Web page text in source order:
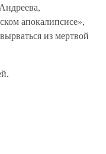
апокалипсисе»,
из мертвой